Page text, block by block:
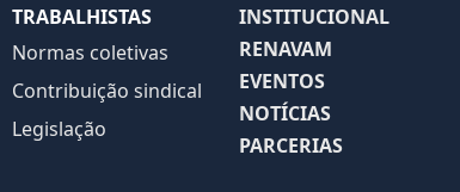
TRABALHISTAS
Normas coletivas
Contribuição sindical
Legislação
INSTITUCIONAL
RENAVAM
EVENTOS
NOTÍCIAS
PARCERIAS